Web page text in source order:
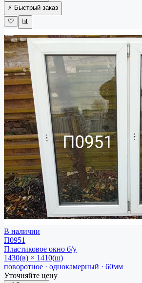
⚡ Быстрый заказ
🤍
📊
В наличии
П0951
Пластиковое окно б/у
1430(в) × 1410(ш)
поворотное · однокамерный · 60мм
Уточняйте цену